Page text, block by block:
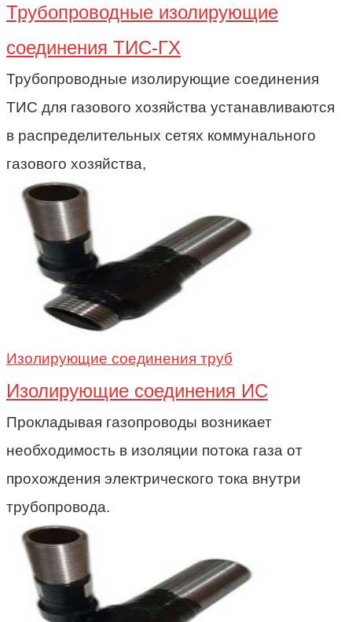
Трубопроводные изолирующие
соединения ТИС-ГХ
Трубопроводные изолирующие соединения
ТИС для газового хозяйства устанавливаются
в распределительных сетях коммунального
газового хозяйства,
Изолирующие соединения труб
Изолирующие соединения ИС
Прокладывая газопроводы возникает
необходимость в изоляции потока газа от
прохождения электрического тока внутри
трубопровода.